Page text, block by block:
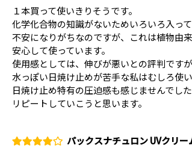
１本買って使いきりそうです。
化学化合物の知識がないためいろいろ入っ
不安になりがちなのですが、これは植物由
安心して使っています。
使用感としては、伸びが悪いとの評判ですが
水っぽい日焼け止めが苦手な私はむしろ使い
日焼け止め特有の圧迫感も感じませんでした
リピートしていこうと思います。
パックスナチュロン UVクリー